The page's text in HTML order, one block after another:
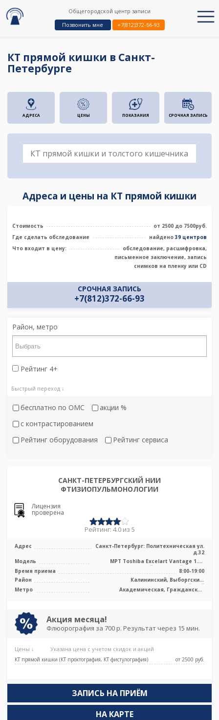
Общегородской центр записи
Позвонить мне
+7(812)372-66-93
КТ прямой кишки в Санкт-
Петербурге
АДРЕСА ЦЕНЫ ПОКАЗАНИЯ СРОЧНАЯ ЗАПИСЬ
Адреса и цены на КТ прямой кишки
Стоимость
от 2500 до 7500руб.
Где сделать обследование
найдено 39 центров
Что входит в цену:
обследование, расшифровка,
письменное заключение, запись
снимков на пленку или CD
СРОЧНАЯ ЗАПИСЬ
+7(812)372-66-93
Район, метро
Рейтинг 4+
Быстрый переход ↓
бесплатно по ОМС
акции %
c контрастированием
Рейтинг оборудования
Рейтинг сервиса
САНКТ-ПЕТЕРБУРГСКИЙ НИИ
ФТИЗИОПУЛЬМОНОЛОГИИ
Лицензия
проверена
Рейтинг: 4.0 из 5
Адрес
Санкт-Петербург: Политехническая ул.
д.32
Модель
МРТ Toshiba Excelart Vantage 1.5T
высокопольный закрытый тип, КТ
Toshi ...
Время приема
8:00-19:00
Район
Калининский, Выборгский,
Красногвардейский
Метро
Академическая, Гражданский
Акция месяца!
Флюорография за 700 р. Результат через 15 мин.
Цены ↓ Указана цена с учетом скидок и акций
КТ прямой кишки (КТ проктография, КТ фистулография) от 2500 pуб.
ЗАПИСЬ НА ПРИЁМ
НА КАРТЕ